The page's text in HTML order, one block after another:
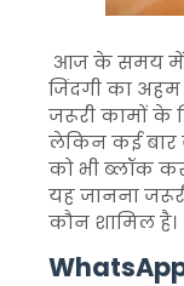
आज के समय में
जिंदगी का
जरूरी कामों के
लेकिन कई बार
को भी ब्लॉक
यह जानना
कौन शामिल है।